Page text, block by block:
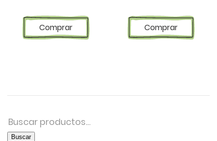
Comprar Comprar
Buscar
por:
Buscar